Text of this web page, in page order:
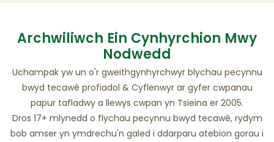
Archwiliwch Ein Cynhyrchion Mwy
Nodwedd
Uchampak yw un o'r gweithgynhyrchwyr blychau pecynnu
bwyd tecawê profiadol & Cyflenwyr ar gyfer cwpanau
papur tafladwy a llewys cwpan yn Tsieina er 2005.
Dros 17+ mlynedd o flychau pecynnu bwyd tecawê, rydym
bob amser yn ymdrechu'n galed i ddarparu atebion gorau i